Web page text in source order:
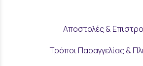
Αποστολές &
Τρόποι Παραγγελίας &